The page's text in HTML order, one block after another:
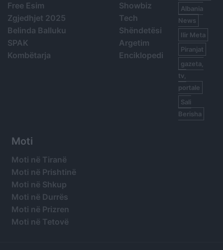
Free Esim
Zgjedhjet 2025
Belinda Balluku
SPAK
Kombëtarja
Showbiz
Tech
Shëndetësi
Argetim
Enciklopedi
Albania
News
Ilir Meta
Piranjat
gazeta,
tv,
portale
Sali
Berisha
Moti
Moti në Tiranë
Moti në Prishtinë
Moti në Shkup
Moti në Durrës
Moti në Prizren
Moti në Tetovë